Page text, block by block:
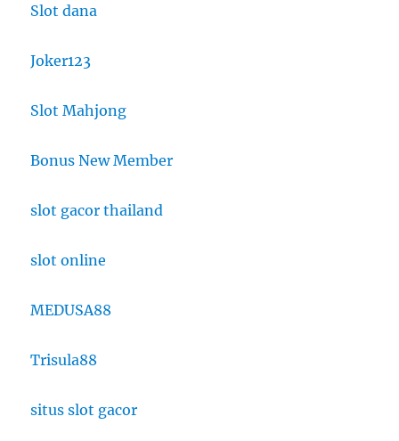
Slot dana
Joker123
Slot Mahjong
Bonus New Member
slot gacor thailand
slot online
MEDUSA88
Trisula88
situs slot gacor